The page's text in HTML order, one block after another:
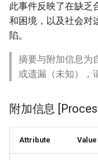
此事件反映了在缺乏
和困境，以及社会对
陷。
摘要与附加信息为
或遗漏（未知），
附加信息
Attribute Value